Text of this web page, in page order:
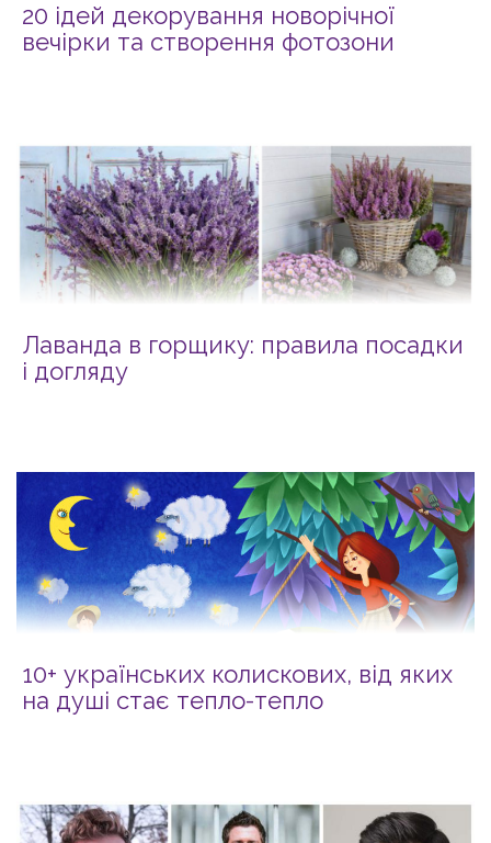
20 ідей декорування новорічної
вечірки та створення фотозони
Лаванда в горщику: правила посадки
і догляду
10+ українських колискових, від яких
на душі стає тепло-тепло